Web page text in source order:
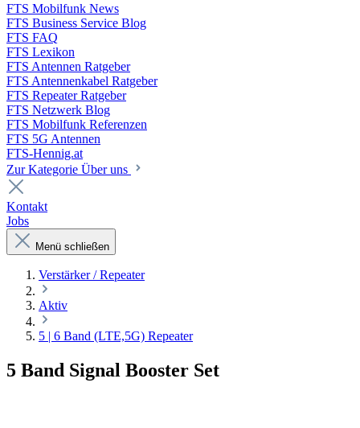
FTS Mobilfunk News
FTS Business Service Blog
FTS FAQ
FTS Lexikon
FTS Antennen Ratgeber
FTS Antennenkabel Ratgeber
FTS Repeater Ratgeber
FTS Netzwerk Blog
FTS Mobilfunk Referenzen
FTS 5G Antennen
FTS-Hennig.at
Zur Kategorie Über uns
Kontakt
Jobs
Menü schließen
Verstärker / Repeater
Aktiv
5 | 6 Band (LTE,5G) Repeater
5 Band Signal Booster Set